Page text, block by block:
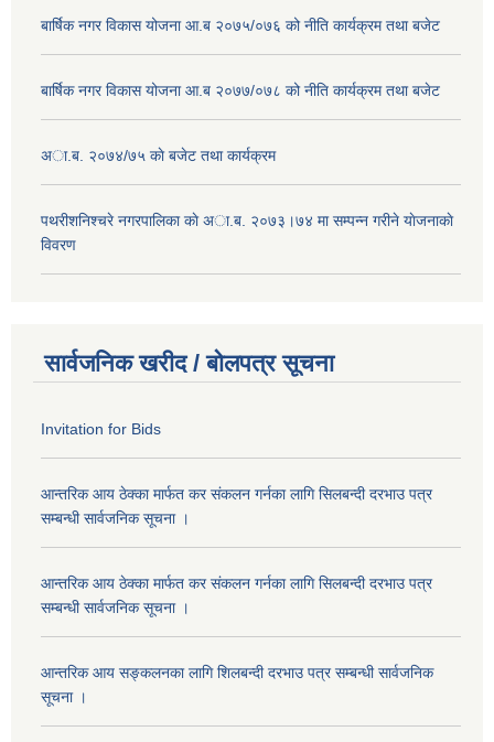
बार्षिक नगर विकास योजना आ.ब २०७५/०७६ को नीति कार्यक्रम तथा बजेट
बार्षिक नगर विकास योजना आ.ब २०७७/०७८ को नीति कार्यक्रम तथा बजेट
अा.ब. २०७४/७५ काे बजेट तथा कार्यक्रम
पथरीशनिश्चरे नगरपालिका काे अा.ब. २०७३।७४ मा सम्पन्न गरीने याेजनाकाे
विवरण
सार्वजनिक खरीद / बोलपत्र सूचना
Invitation for Bids
आन्तरिक आय ठेक्का मार्फत कर संकलन गर्नका लागि सिलबन्दी दरभाउ पत्र
सम्बन्धी सार्वजनिक सूचना ।
आन्तरिक आय ठेक्का मार्फत कर संकलन गर्नका लागि सिलबन्दी दरभाउ पत्र
सम्बन्धी सार्वजनिक सूचना ।
आन्तरिक आय सङ्कलनका लागि शिलबन्दी दरभाउ पत्र सम्बन्धी सार्वजनिक
सूचना ।